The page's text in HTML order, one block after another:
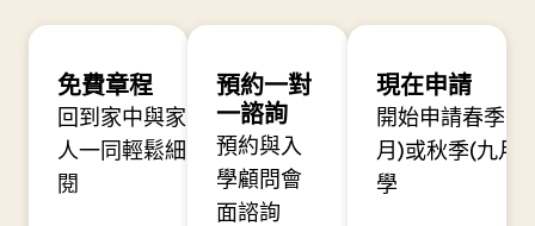
免費章程
回到家中與家
人一同輕鬆細
閱
預約一對
一諮詢
預約與入
學顧問會
面諮詢
現在申請
開始申請春季(一
月)或秋季(九月)
學